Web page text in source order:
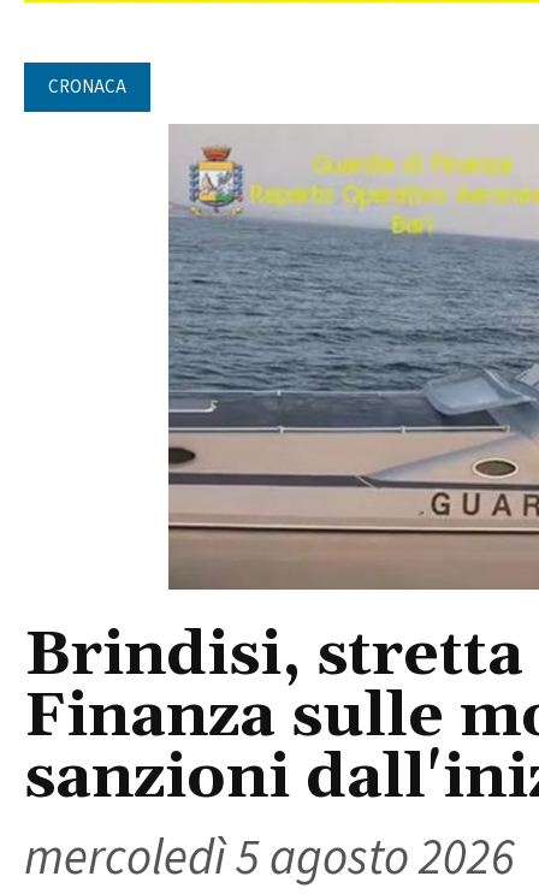
CRONACA
Brindisi, stretta
Finanza sulle
sanzioni
mercoledì 5 agosto 2026